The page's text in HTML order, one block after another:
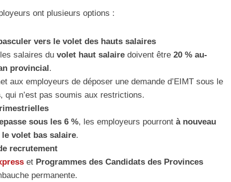
ont plusieurs options :
vers le volet des hauts salaires
salaires du volet haut salairedoivent être 20 % au-
provincial.
aux employeurs de déposer une demande d’EIMT sous le
, qui n’est pas soumis aux restrictions.
sous les 6 %, les employeurs pourront à nouveau
volet bas salaire.
recrutement
et Programmes des Candidats des Provinces
permanente.